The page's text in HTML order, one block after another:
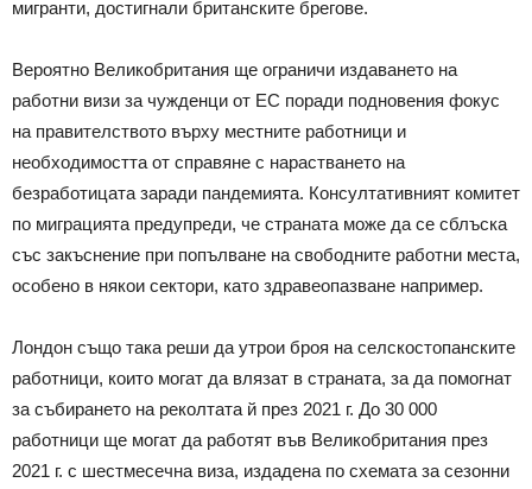
мигранти, достигнали британските брегове.
Вероятно Великобритания ще ограничи издаването на
работни визи за чужденци от ЕС поради подновения фокус
на правителството върху местните работници и
необходимостта от справяне с нарастването на
безработицата заради пандемията. Консултативният комитет
по миграцията предупреди, че страната може да се сблъска
със закъснение при попълване на свободните работни места,
особено в някои сектори, като здравеопазване например.
Лондон също така реши да утрои броя на селскостопанските
работници, които могат да влязат в страната, за да помогнат
за събирането на реколтата й през 2021 г. До 30 000
работници ще могат да работят във Великобритания през
2021 г. с шестмесечна виза, издадена по схемата за сезонни